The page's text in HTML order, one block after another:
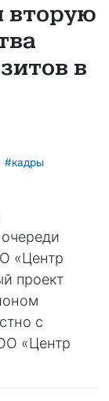
вторую
в
#кадры
«Центр
проект
с
«Центр